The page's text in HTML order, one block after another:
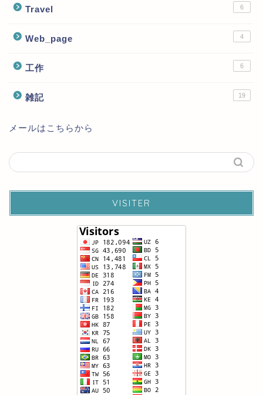
Travel 6
Web_page 4
工作 6
雑記 19
メールはこちらから
VISITER